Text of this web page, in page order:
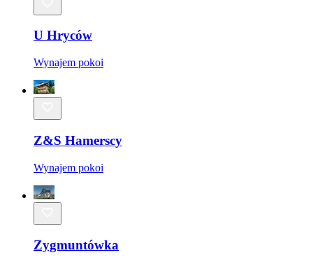
U Hryców
Wynajem pokoi
Z&S Hamerscy
Wynajem pokoi
Zygmuntówka